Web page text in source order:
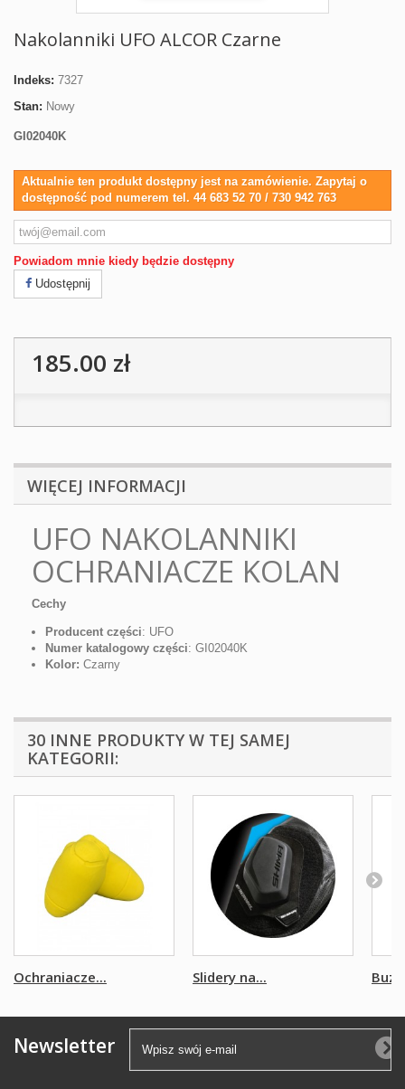
Nakolanniki UFO ALCOR Czarne
Indeks: 7327
Stan: Nowy
GI02040K
Aktualnie ten produkt dostępny jest na zamówienie. Zapytaj o
dostępność pod numerem tel. 44 683 52 70 / 730 942 763
Powiadom mnie kiedy będzie dostępny
Udostępnij
185.00 zł
WIĘCEJ INFORMACJI
UFO NAKOLANNIKI
OCHRANIACZE KOLAN
Cechy
Producent części: UFO
Numer katalogowy części: GI02040K
Kolor: Czarny
30 INNE PRODUKTY W TEJ SAMEJ
KATEGORII:
Ochraniacze... Slidery na...
Newsletter